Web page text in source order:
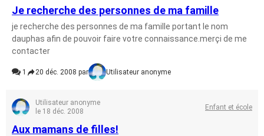
Je recherche des personnes de ma famille
je recherche des personnes de ma famille portant le nom
dauphas afin de pouvoir faire votre connaissance.merçi de me
contacter
1 20 déc. 2008 par Utilisateur anonyme
Utilisateur anonyme
le 18 déc. 2008
Enfant et école
Aux mamans de filles!